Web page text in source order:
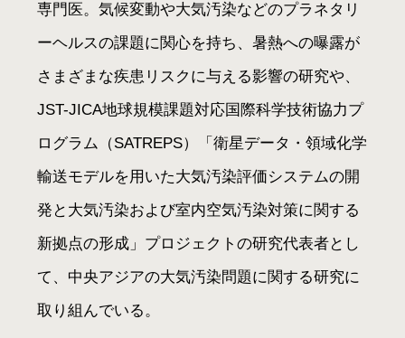
専門医。気候変動や大気汚染などのプラネタリ
ーヘルスの課題に関心を持ち、暑熱への曝露が
さまざまな疾患リスクに与える影響の研究や、
JST-JICA地球規模課題対応国際科学技術協力プ
ログラム（SATREPS）「衛星データ・領域化学
輸送モデルを用いた大気汚染評価システムの開
発と大気汚染および室内空気汚染対策に関する
新拠点の形成」プロジェクトの研究代表者とし
て、中央アジアの大気汚染問題に関する研究に
取り組んでいる。